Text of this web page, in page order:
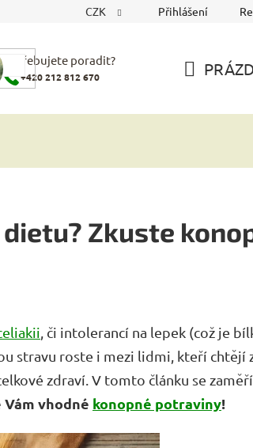
CZK Přihlášení
Potřebujete poradit?
+420 212 812 670
Zkuste
, či intolerancí na lepek (což je
stravu roste i mezi lidmi, kteří chtějí
zdraví. V tomto článku se
vhodné konopné potraviny!